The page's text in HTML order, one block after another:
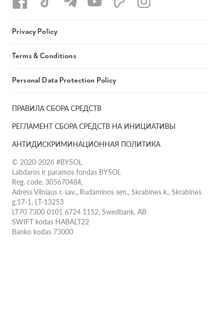
ПРАВИЛА СБОРА СРЕДСТВ
РЕГЛАМЕНТ СБОРА СРЕДСТВ НА ИНИЦИАТИВЫ
АНТИДИСКРИМИНАЦИОННАЯ ПОЛИТИКА
© 2020-2026 #BYSOL
Labdaros ir paramos fondas BYSOL
Reg. code. 305670484,
Adress Vilniaus r. sav., Rudaminos sen., Skrabinės k., Skrabinės
g.17-1, LT-13253
LT70 7300 0101 6724 1152, Swedbank, AB
SWIFT kodas HABALT22
Banko kodas 73000
Privacy Policy
Terms & Conditions
Personal Data Protection Policy